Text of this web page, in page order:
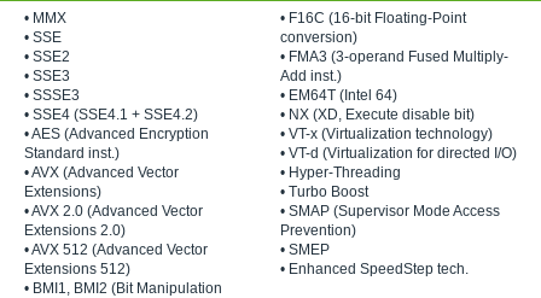
• MMX
• SSE
• SSE2
• SSE3
• SSSE3
• SSE4 (SSE4.1 + SSE4.2)
• AES (Advanced Encryption
Standard inst.)
• AVX (Advanced Vector
Extensions)
• AVX 2.0 (Advanced Vector
Extensions 2.0)
• AVX 512 (Advanced Vector
Extensions 512)
• BMI1, BMI2 (Bit Manipulation
• F16C (16-bit Floating-Point
conversion)
• FMA3 (3-operand Fused Multiply-
Add inst.)
• EM64T (Intel 64)
• NX (XD, Execute disable bit)
• VT-x (Virtualization technology)
• VT-d (Virtualization for directed I/O)
• Hyper-Threading
• Turbo Boost
• SMAP (Supervisor Mode Access
Prevention)
• SMEP
• Enhanced SpeedStep tech.